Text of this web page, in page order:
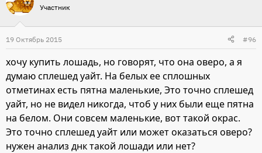
Участник
19 Октябрь 2015 #96
хочу купить лошадь, но говорят, что она оверо, а я
думаю сплешед уайт. На белых ее сплошных
отметинах есть пятна маленькие, Это точно сплешед
уайт, но не видел никогда, чтоб у них были еще пятна
на белом. Они совсем маленькие, вот такой окрас.
Это точно сплешед уайт или может оказаться оверо?
нужен анализ днк такой лошади или нет?